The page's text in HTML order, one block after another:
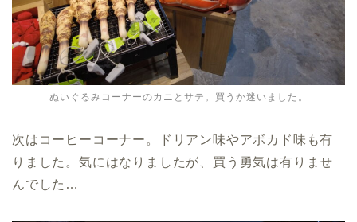
ぬいぐるみコーナーのカニとサテ。買うか迷いました。
次はコーヒーコーナー。ドリアン味やアボカド味も有
りました。気にはなりましたが、買う勇気は有りませ
んでした…